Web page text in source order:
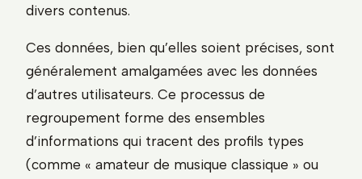
divers contenus.
Ces données, bien qu’elles soient précises, sont
généralement amalgamées avec les données
d’autres utilisateurs. Ce processus de
regroupement forme des ensembles
d’informations qui tracent des profils types
(comme « amateur de musique classique » ou